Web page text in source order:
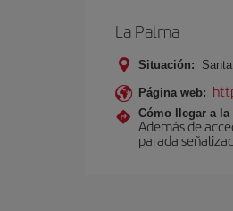
La Palma
Situación:
Página web:
Cómo llegar a la
Además de
parada